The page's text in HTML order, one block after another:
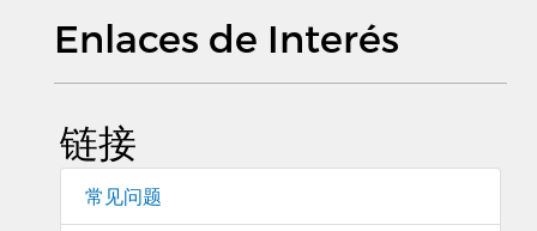
Enlaces de Interés
链接
常见问题